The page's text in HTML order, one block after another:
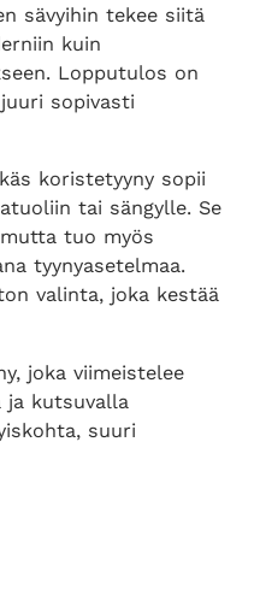
sävyihin tekee siitä
kuin
Lopputulos on
sopivasti
koristetyyny sopii
tai sängylle. Se
tuo myös
tyynyasetelmaa.
valinta, joka kestää
joka viimeistelee
kutsuvalla
suuri